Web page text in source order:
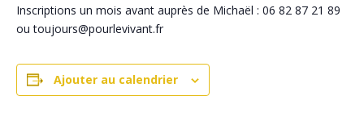
Inscriptions un mois avant auprès de Michaël : 06 82 87 21 89
ou toujours@pourlevivant.fr
Ajouter au calendrier